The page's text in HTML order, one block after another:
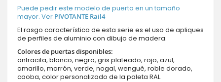
Puede pedir este modelo de puerta en un tamaño
mayor. Ver PIVOTANTE Rail4
El rasgo característico de esta serie es el uso de apliques
de perfiles de aluminio con dibujo de madera.
Colores de puertas disponibles:
antracita, blanco, negro, gris plateado, rojo, azul,
amarillo, marrón, verde, nogal, wengué, roble dorado,
caoba, color personalizado de la paleta RAL